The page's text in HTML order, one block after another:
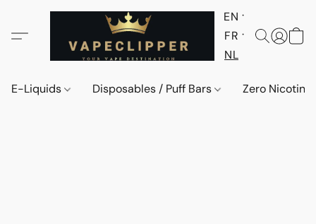
EN
FR
NL
E-Liquids Disposables / Puff Bars Zero Nicotine